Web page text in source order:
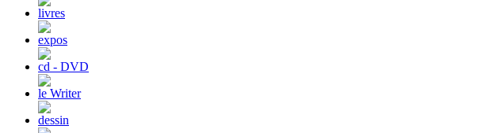
livres
expos
cd - DVD
le Writer
dessin